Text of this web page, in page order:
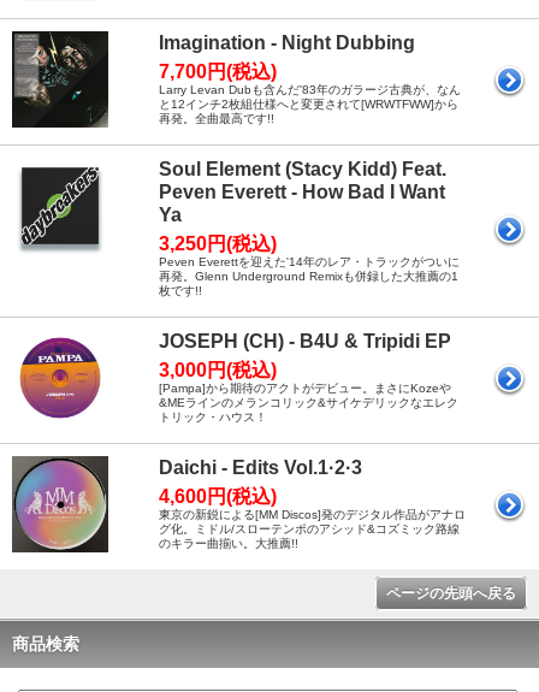
Imagination - Night Dubbing
7,700円(税込)
Larry Levan Dubも含んだ'83年のガラージ古典が、なん
と12インチ2枚組仕様へと変更されて[WRWTFWW]から
再発。全曲最高です!!
Soul Element (Stacy Kidd) Feat.
Peven Everett - How Bad I Want
Ya
3,250円(税込)
Peven Everettを迎えた'14年のレア・トラックがついに
再発。Glenn Underground Remixも併録した大推薦の1
枚です!!
JOSEPH (CH) - B4U & Tripidi EP
3,000円(税込)
[Pampa]から期待のアクトがデビュー。まさにKozeや
&MEラインのメランコリック&サイケデリックなエレク
トリック・ハウス！
Daichi - Edits Vol.1·2·3
4,600円(税込)
東京の新鋭による[MM Discos]発のデジタル作品がアナロ
グ化。ミドル/スローテンポのアシッド&コズミック路線
のキラー曲揃い。大推薦!!
ページの先頭へ戻る
商品検索